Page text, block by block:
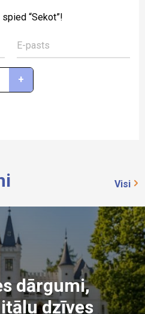
“Sekot”!
+
Visi
dārgumi,
dzīves